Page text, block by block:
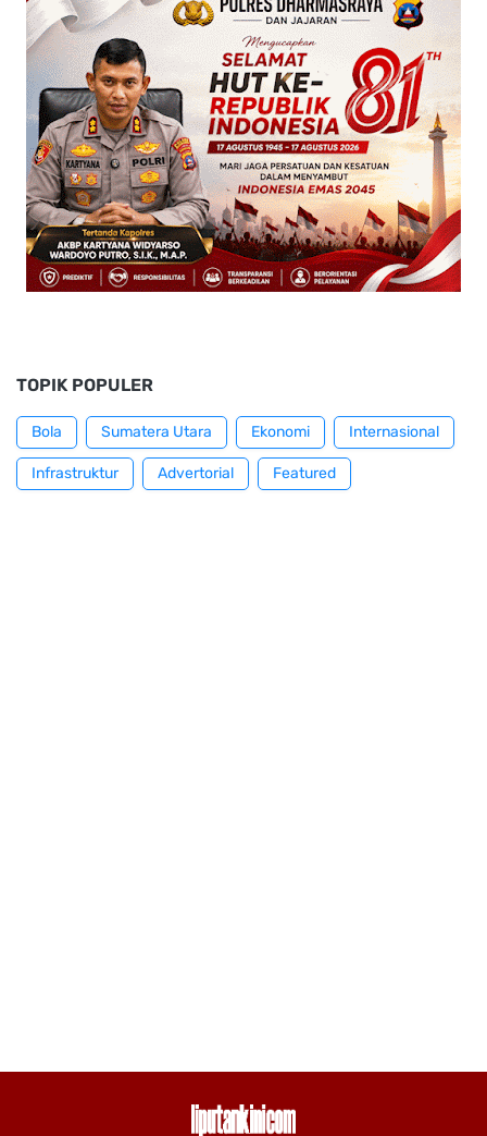
TOPIK POPULER
Bola Sumatera Utara Ekonomi Internasional
Infrastruktur Advertorial Featured